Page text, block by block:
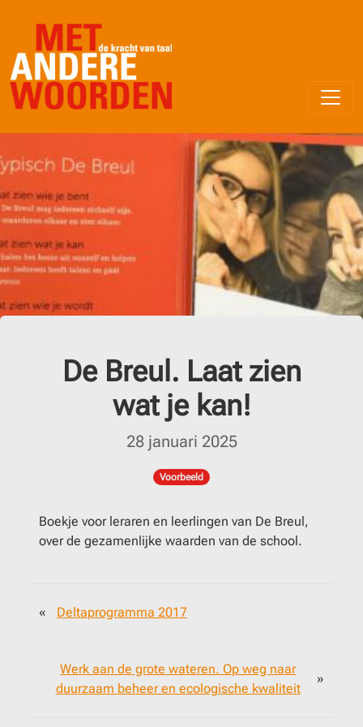
De Breul. Laat zien
wat je kan!
28 januari 2025
Voorbeeld
Boekje voor leraren en leerlingen van De Breul,
over de gezamenlijke waarden van de school.
« Deltaprogramma 2017
Werk aan de grote wateren. Op weg naar
duurzaam beheer en ecologische kwaliteit
»